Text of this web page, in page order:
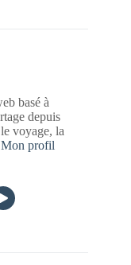
basé à
depuis
voyage, la
Mon profil